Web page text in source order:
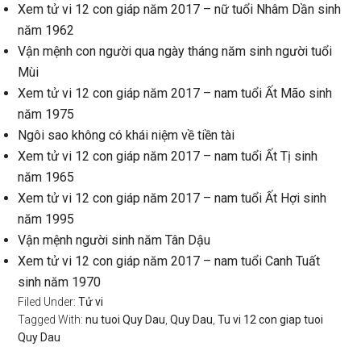
Xem tử vi 12 con giáp năm 2017 – nữ tuổi Nhâm Dần sinh
năm 1962
Vận mệnh con người qua ngày tháng năm sinh người tuổi
Mùi
Xem tử vi 12 con giáp năm 2017 – nam tuổi Ất Mão sinh
năm 1975
Ngôi sao không có khái niệm về tiền tài
Xem tử vi 12 con giáp năm 2017 – nam tuổi Ất Tị sinh
năm 1965
Xem tử vi 12 con giáp năm 2017 – nam tuổi Ất Hợi sinh
năm 1995
Vận mệnh người sinh năm Tân Dậu
Xem tử vi 12 con giáp năm 2017 – nam tuổi Canh Tuất
sinh năm 1970
Filed Under:Tử vi
Tagged With:nu tuoi Quy Dau ,Quy Dau ,Tu vi 12 con giap tuoi
Quy Dau